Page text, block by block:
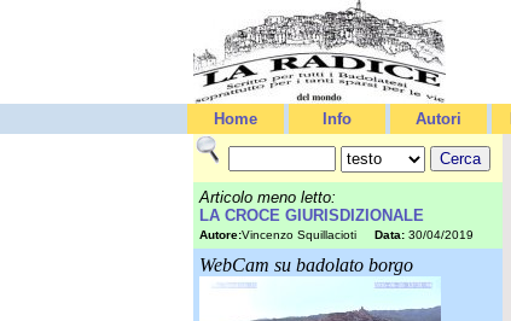
Home Info Autori
Articolo meno letto:
LA CROCE GIURISDIZIONALE
Autore:Vincenzo Squillacioti Data: 30/04/2019
WebCam su badolato borgo